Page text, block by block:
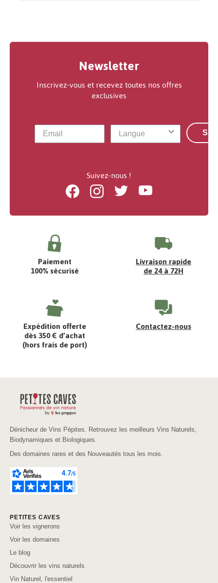
Newsletter
Inscrivez-vous et recevez toutes nos offres
exclusives
Suivez-nous !
FacebookInstagramTwitter Youtube
Paiement
100% sécurisé
Livraison rapide
de 24 à 72H
Expédition offerte
dès 350 € d’achat
(hors frais de port)
Contactez-nous
Dénicheur de Vins Pépites. Retrouvez les meilleurs Vins Naturels,
Biodynamiques et Biologiques.
Des domaines rares et des Nouveautés tous les mois.
PETITES CAVES
Voir les vignerons
Voir les domaines
Le blog
Découvrir les vins naturels
Vin Naturel, l'essentiel